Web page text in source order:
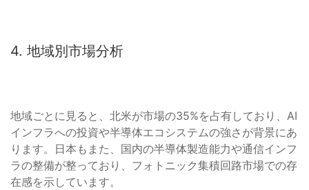
4. 地域別市場分析
地域ごとに見ると、北米が市場の35%を占有しており、AI
インフラへの投資や半導体エコシステムの強さが背景にあ
ります。日本もまた、国内の半導体製造能力や通信インフ
ラの整備が整っており、フォトニック集積回路市場での存
在感を示しています。